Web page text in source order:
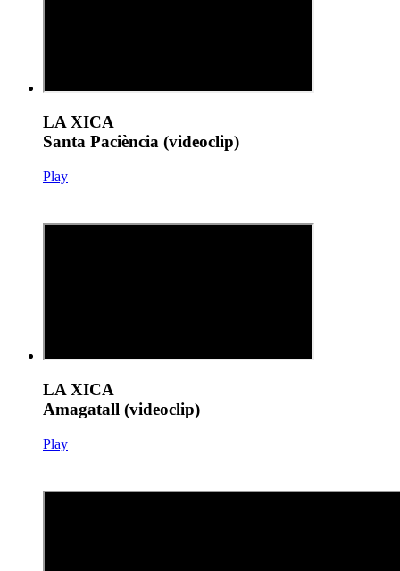
LA XICA
Santa Paciència (videoclip)
Play
LA XICA
Amagatall (videoclip)
Play